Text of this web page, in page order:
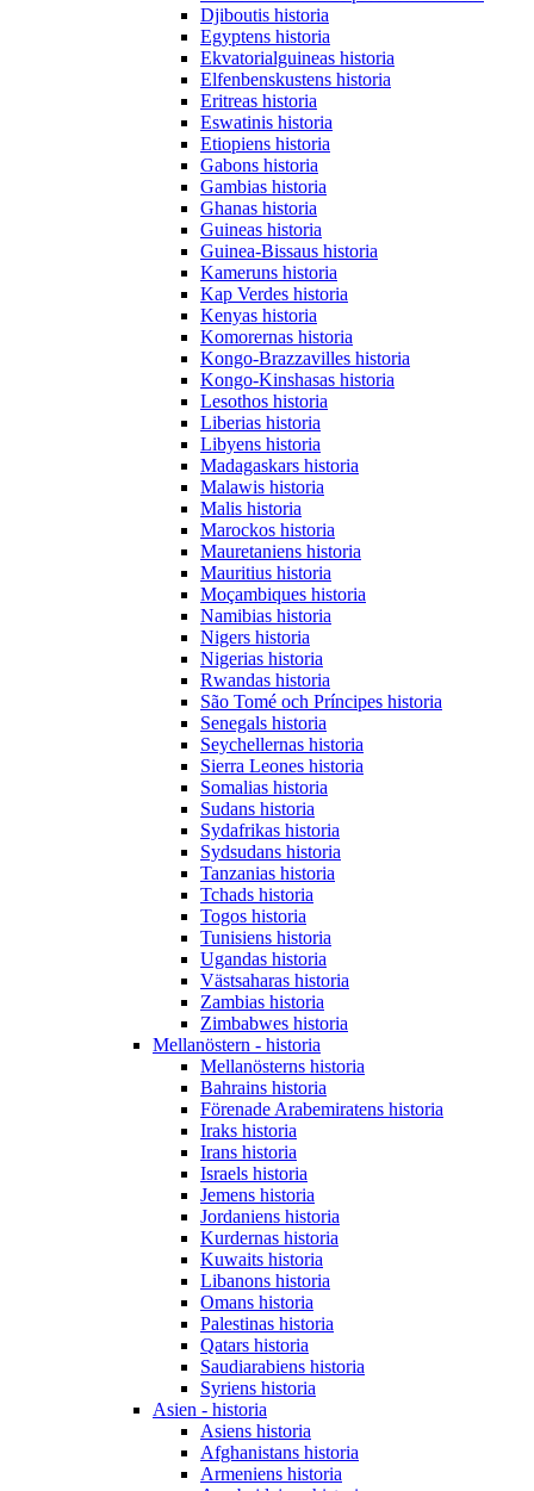
Djiboutis historia
Egyptens historia
Ekvatorialguineas historia
Elfenbenskustens historia
Eritreas historia
Eswatinis historia
Etiopiens historia
Gabons historia
Gambias historia
Ghanas historia
Guineas historia
Guinea-Bissaus historia
Kameruns historia
Kap Verdes historia
Kenyas historia
Komorernas historia
Kongo-Brazzavilles historia
Kongo-Kinshasas historia
Lesothos historia
Liberias historia
Libyens historia
Madagaskars historia
Malawis historia
Malis historia
Marockos historia
Mauretaniens historia
Mauritius historia
Moçambiques historia
Namibias historia
Nigers historia
Nigerias historia
Rwandas historia
São Tomé och Príncipes historia
Senegals historia
Seychellernas historia
Sierra Leones historia
Somalias historia
Sudans historia
Sydafrikas historia
Sydsudans historia
Tanzanias historia
Tchads historia
Togos historia
Tunisiens historia
Ugandas historia
Västsaharas historia
Zambias historia
Zimbabwes historia
Mellanöstern - historia
Mellanösterns historia
Bahrains historia
Förenade Arabemiratens historia
Iraks historia
Irans historia
Israels historia
Jemens historia
Jordaniens historia
Kurdernas historia
Kuwaits historia
Libanons historia
Omans historia
Palestinas historia
Qatars historia
Saudiarabiens historia
Syriens historia
Asien - historia
Asiens historia
Afghanistans historia
Armeniens historia